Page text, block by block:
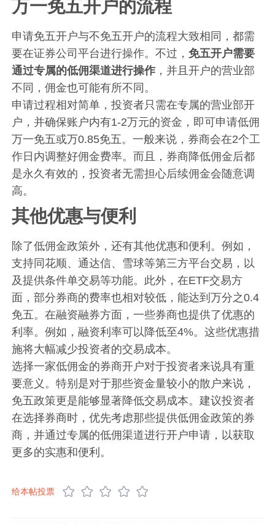
万一免五开户的流程
申请免五开户与不免五开户的流程大致相同，都需
要在证券公司平台进行操作。不过，免五开户需要
通过专属的低佣渠道进行操作 ，并且开户的营业部
不同，佣金也可能有所不同。
申请过程相对简单，投资者只需在专属的营业部开
户，并确保账户内有1-2万元的资金，即可申请低佣
万一免五或万0.85免五。一般来说，券商会在2个工
作日内调整好佣金费率。而且，券商降低佣金后都
是永久有效的，投资者无需担心后续佣金会随意调
高。
其他优惠与便利
除了低佣金政策外，还有其他优惠和便利。例如，
支持同花顺、通达信、雪球等第三方平台交易，以
及提供条件单交易等功能。此外，在ETF交易方
面，部分券商的费率也相对较低，能达到万分之0.4
免五。在融资融券方面，一些券商也提供了优惠的
利率。例如，融资利率可以降低至4%。这些优惠措
施将大幅减少投资者的交易成本。
选择一家低佣金的券商开户对于投资者来说具有重
要意义。特别是对于那些资金量较小的散户来说，
免五政策更是能够显著降低交易成本。建议投资者
在选择券商时，优先考虑那些提供低佣金政策的券
商，并通过专属的低佣渠道进行开户申请，以获取
更多的实惠和便利。
给本帖投票